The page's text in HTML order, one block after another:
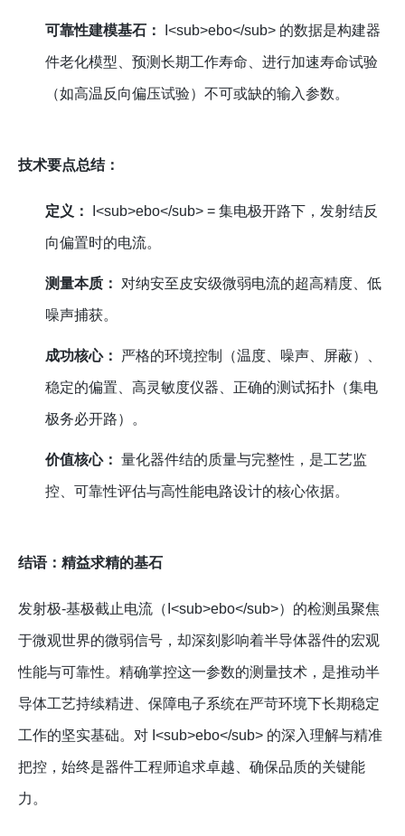
可靠性建模基石： I<sub>ebo</sub> 的数据是构建器
件老化模型、预测长期工作寿命、进行加速寿命试验
（如高温反向偏压试验）不可或缺的输入参数。
技术要点总结：
定义： I<sub>ebo</sub> = 集电极开路下，发射结反
向偏置时的电流。
测量本质： 对纳安至皮安级微弱电流的超高精度、低
噪声捕获。
成功核心： 严格的环境控制（温度、噪声、屏蔽）、
稳定的偏置、高灵敏度仪器、正确的测试拓扑（集电
极务必开路）。
价值核心： 量化器件结的质量与完整性，是工艺监
控、可靠性评估与高性能电路设计的核心依据。
结语：精益求精的基石
发射极-基极截止电流（I<sub>ebo</sub>）的检测虽聚焦
于微观世界的微弱信号，却深刻影响着半导体器件的宏观
性能与可靠性。精确掌控这一参数的测量技术，是推动半
导体工艺持续精进、保障电子系统在严苛环境下长期稳定
工作的坚实基础。对 I<sub>ebo</sub> 的深入理解与精准
把控，始终是器件工程师追求卓越、确保品质的关键能
力。